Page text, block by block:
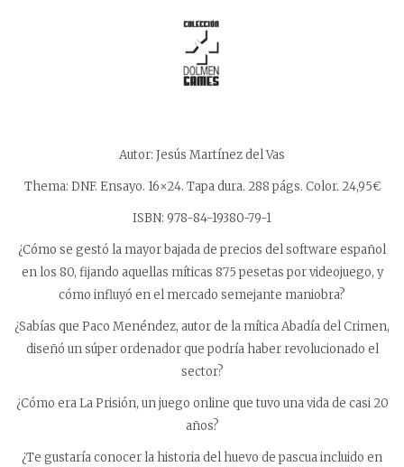
Autor: Jesús Martínez del Vas
Thema: DNF. Ensayo. 16×24. Tapa dura. 288 págs. Color. 24,95€
ISBN: 978-84-19380-79-1
¿Cómo se gestó la mayor bajada de precios del software español
en los 80, fijando aquellas míticas 875 pesetas por videojuego, y
cómo influyó en el mercado semejante maniobra?
¿Sabías que Paco Menéndez, autor de la mítica Abadía del Crimen,
diseñó un súper ordenador que podría haber revolucionado el
sector?
¿Cómo era La Prisión, un juego online que tuvo una vida de casi 20
años?
¿Te gustaría conocer la historia del huevo de pascua incluido en